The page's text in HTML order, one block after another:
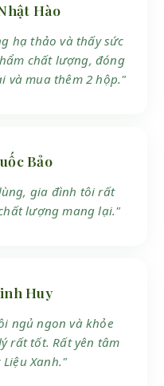
Hào
hạ thảo và thấy sức
chất lượng, đóng
và mua thêm 2 hộp."
Bảo
gia đình tôi rất
lượng mang lại."
Huy
ngủ ngon và khỏe
rất tốt. Rất yên tâm
Xanh."